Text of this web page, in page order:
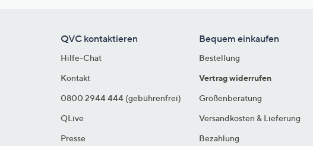
QVC kontaktieren
Hilfe-Chat
Kontakt
0800 2944 444 (gebührenfrei)
QLive
Presse
Bequem einkaufen
Bestellung
Vertrag widerrufen
Größenberatung
Versandkosten & Lieferung
Bezahlung